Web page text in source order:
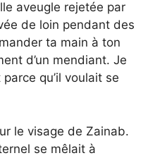
aveugle rejetée par
de loin pendant des
ta main à ton
d’un mendiant. Je
qu’il voulait se
le visage de Zainab.
se mêlait à